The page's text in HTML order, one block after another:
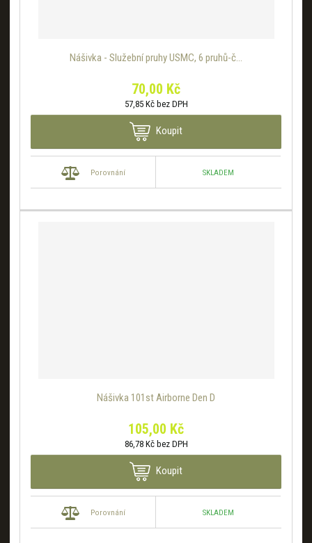
Nášivka - Služební pruhy USMC, 6 pruhů-č...
70,00 Kč
57,85 Kč bez DPH
Koupit
Porovnání SKLADEM
Nášivka 101st Airborne Den D
105,00 Kč
86,78 Kč bez DPH
Koupit
Porovnání SKLADEM